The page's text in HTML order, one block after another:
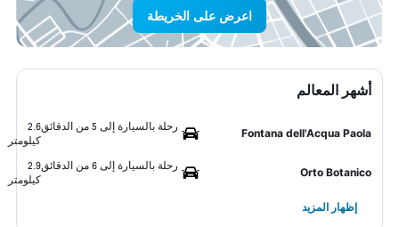
اعرض على الخريطة
أشهر المعالم
Fontana dell'Acqua Paola
رحلة بالسيارة إلى 5 من الدقائق
2.6
كيلومتر
Orto Botanico
رحلة بالسيارة إلى 6 من الدقائق
2.9
كيلومتر
إظهار المزيد